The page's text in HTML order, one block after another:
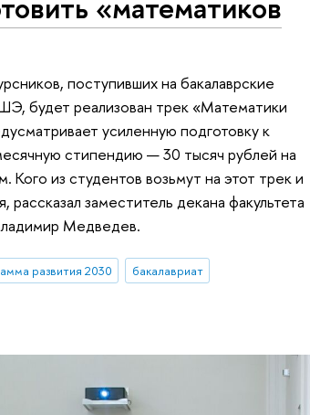
поступивших на бакалаврские
будет реализован трек «Математики
усиленную подготовку к
стипендию — 30 тысяч рублей на
из студентов возьмут на этот трек и
заместитель декана факультета
Медведев.
развития 2030
бакалавриат